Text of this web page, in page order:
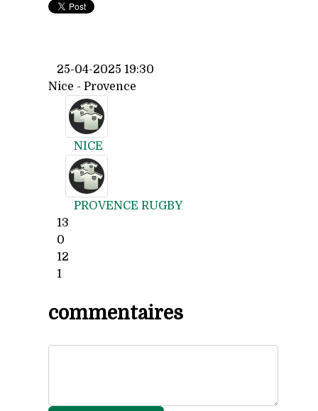
25-04-2025 19:30
Nice - Provence
NICE
PROVENCE RUGBY
13
0
12
1
commentaires